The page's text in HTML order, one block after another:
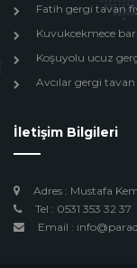
Fatih gergi tavan
Kuvukcekmece
Koşuyolu ucuz
Avcılar gergi tavan
İletişim Bilgileri
Adres : Mustafa
Tel : 0531 353 32 37
Email :